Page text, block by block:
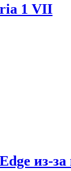
1 VII
из-